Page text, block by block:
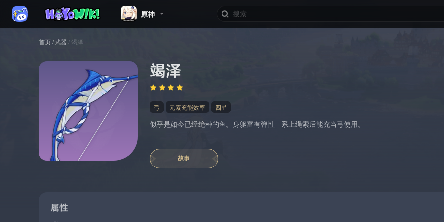
原神
首页/武器 /竭泽
竭泽
弓 元素充能效率 四星
似乎是如今已经绝种的鱼。身躯富有弹性，系上绳索后能充当弓使用。
故事
属性